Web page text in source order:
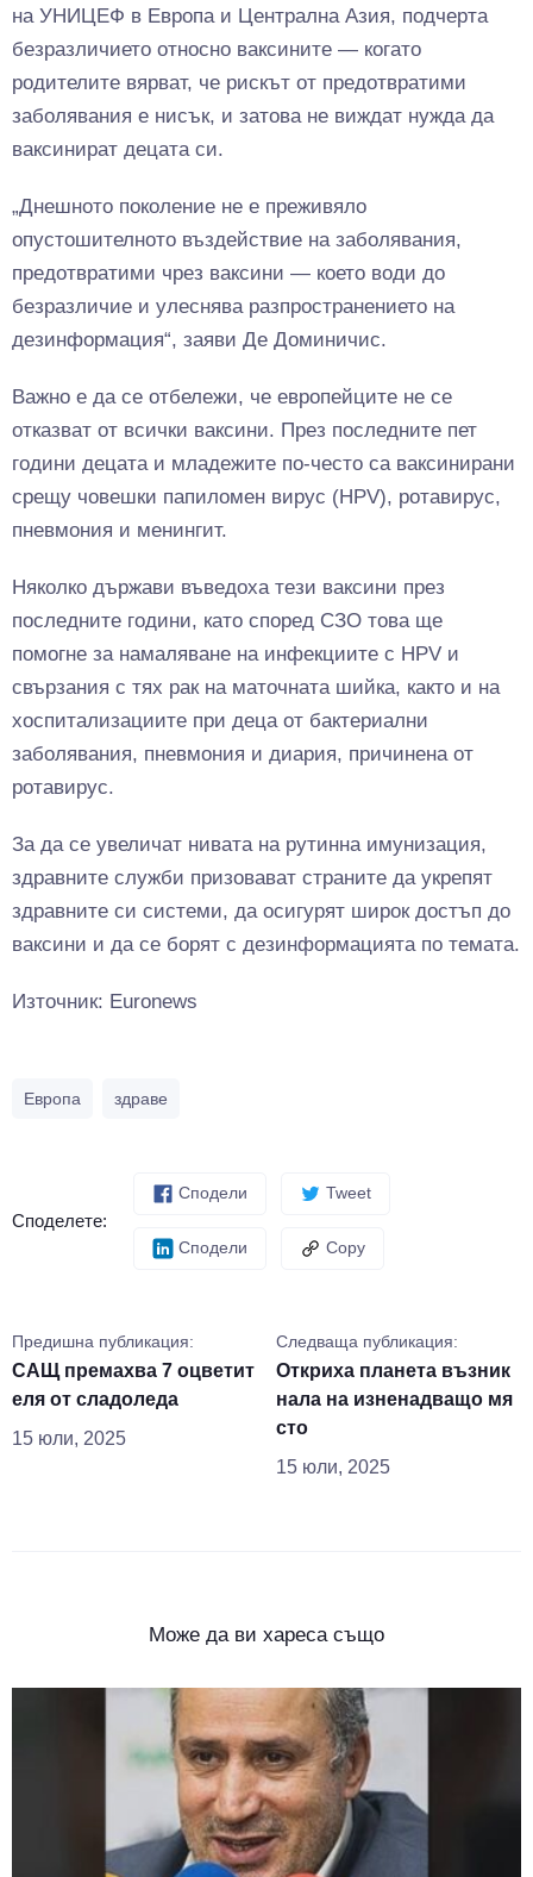
на УНИЦЕФ в Европа и Централна Азия, подчерта
безразличието относно ваксините — когато
родителите вярват, че рискът от предотвратими
заболявания е нисък, и затова не виждат нужда да
ваксинират децата си.
„Днешното поколение не е преживяло
опустошителното въздействие на заболявания,
предотвратими чрез ваксини — което води до
безразличие и улеснява разпространението на
дезинформация“, заяви Де Доминичис.
Важно е да се отбележи, че европейците не се
отказват от всички ваксини. През последните пет
години децата и младежите по-често са ваксинирани
срещу човешки папиломен вирус (HPV), ротавирус,
пневмония и менингит.
Няколко държави въведоха тези ваксини през
последните години, като според СЗО това ще
помогне за намаляване на инфекциите с HPV и
свързания с тях рак на маточната шийка, както и на
хоспитализациите при деца от бактериални
заболявания, пневмония и диария, причинена от
ротавирус.
За да се увеличат нивата на рутинна имунизация,
здравните служби призовават страните да укрепят
здравните си системи, да осигурят широк достъп до
ваксини и да се борят с дезинформацията по темата.
Източник: Euronews
Европа здраве
Споделете:
Сподели Tweet
Сподели Copy
Предишна публикация:
САЩ премахва 7 оцветит
еля от сладоледа
15 юли, 2025
Следваща публикация:
Откриха планета възник
нала на изненадващо мя
сто
15 юли, 2025
Може да ви хареса също